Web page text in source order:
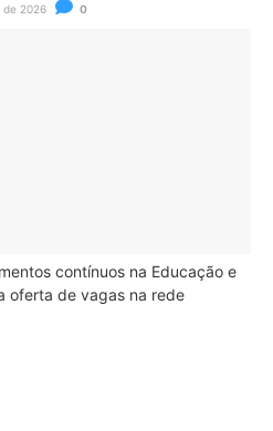
de 2026 0
contínuos na Educação e
oferta de vagas na rede